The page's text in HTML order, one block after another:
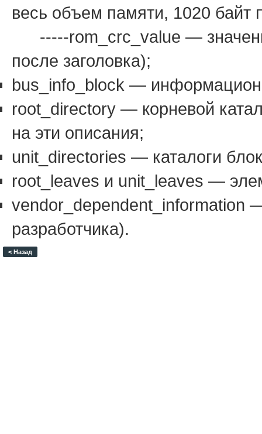
весь объем памяти, 1020 байт
-----rom_crc_value —
после заголовка);
bus_info_block —
root_directory — корневой
на эти описания;
unit_directories — каталоги
root_leaves и unit_leaves —
vendor_dependent_information
разработчика).
< Назад